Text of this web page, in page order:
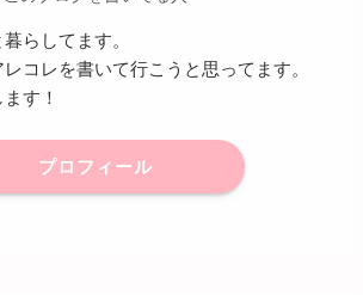
らしてます。
コレを書いて行こうと思ってます。
す！
プロフィール